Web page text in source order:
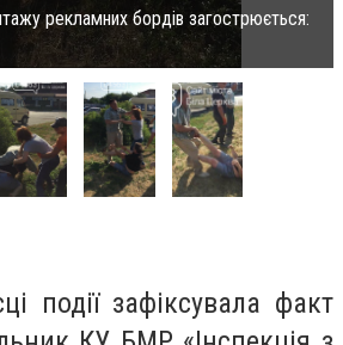
рекламних бордів загострюється:
події зафіксувала факт